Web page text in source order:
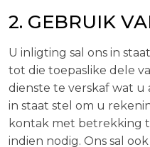
2. GEBRUIK
U inligting sal ons in
tot die toepaslike dele
dienste te verskaf wat u
in staat stel om u
kontak met betrekking
indien nodig. Ons sal